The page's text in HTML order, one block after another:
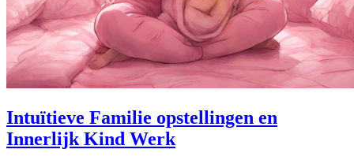
Intuïtieve Familie opstellingen en
Innerlijk Kind Werk